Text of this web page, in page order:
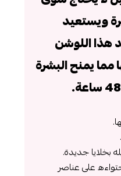
ويستعيد
اللوشن
يمنح البشرة
بخلايا جديدة.
على عناصر